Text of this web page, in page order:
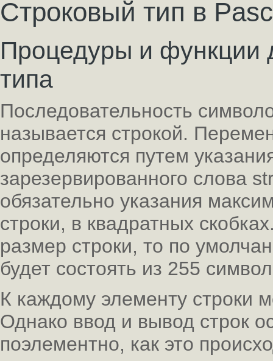
Строковый тип в
Процедуры и функции
типа
Последовательность
называется строкой.
определяются путем
зарезервированного слова
обязательно указания
строки, в квадратных
размер строки, то по
будет состоять из 255
К каждому элементу строки
Однако ввод и вывод строк
поэлементно, как это